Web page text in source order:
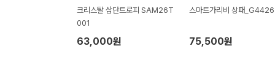
크리스탈 삼단트로피 SAM26T
001
63,000원
스마트가리비 상패_G4426
75,500원